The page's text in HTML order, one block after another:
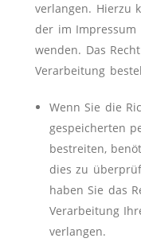
verlangen. Hierzu
der im Impressum
wenden. Das
Verarbeitung
Wenn Sie die
gespeicherten
bestreiten,
dies zu
haben Sie das
Verarbeitung
verlangen.